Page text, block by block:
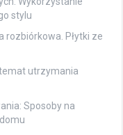
stylu
rozbiórkowa. Płytki ze
utrzymania
Sposoby na